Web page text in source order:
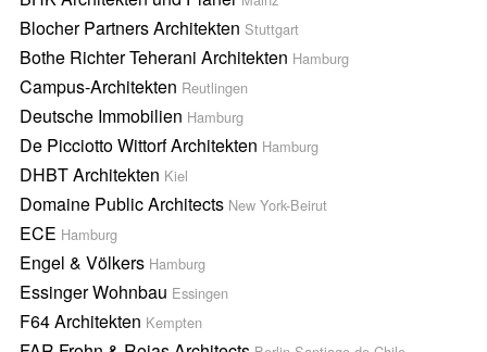
Blocher Partners Architekten Stuttgart
Bothe Richter Teherani Architekten Hamburg
Campus-Architekten Reutlingen
Deutsche Immobilien Hamburg
De Picciotto Wittorf Architekten Hamburg
DHBT Architekten Kiel
Domaine Public Architects New York-Beirut
ECE Hamburg
Engel & Völkers Hamburg
Essinger Wohnbau Essingen
F64 Architekten Kempten